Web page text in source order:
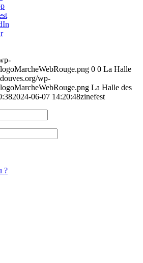
0 0 La Halle
wp-
La Halle des
2024-06-07 14:20:48zinefest
?